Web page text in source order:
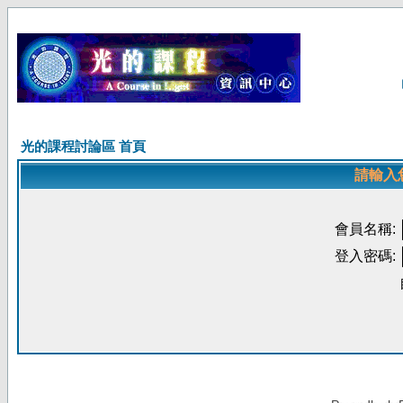
光的課程討論區 首頁
請輸入
會員名稱:
登入密碼: